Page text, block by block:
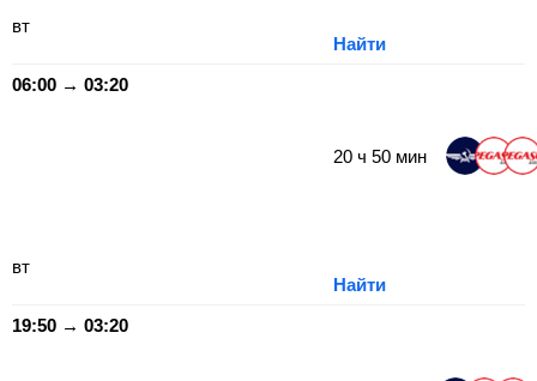
вт
Найти
06:00 → 03:20
20 ч 50 мин
вт
Найти
19:50 → 03:20